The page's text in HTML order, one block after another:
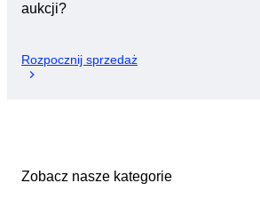
aukcji?
Rozpocznij sprzedaż
Zobacz nasze kategorie